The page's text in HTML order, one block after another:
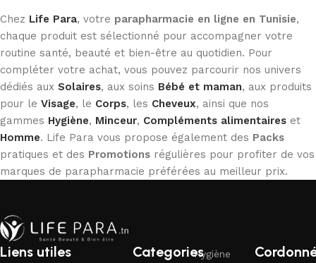
Chez Life Para, votre parapharmacie en ligne en Tunisie,
chaque produit est sélectionné pour accompagner votre
routine santé, beauté et bien-être au quotidien. Pour
compléter votre achat, vous pouvez parcourir nos univers
dédiés aux Solaires, aux soins Bébé et maman, aux produits
pour le Visage, le Corps, les Cheveux, ainsi que nos
gammes Hygiène, Minceur, Compléments alimentaires et
Homme. Life Para vous propose également des Packs
pratiques et des Promotions régulières pour profiter de vos
marques de parapharmacie préférées au meilleur prix.
Liens utiles CategoriesHygiène